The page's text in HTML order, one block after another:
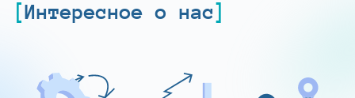
Интересное о нас